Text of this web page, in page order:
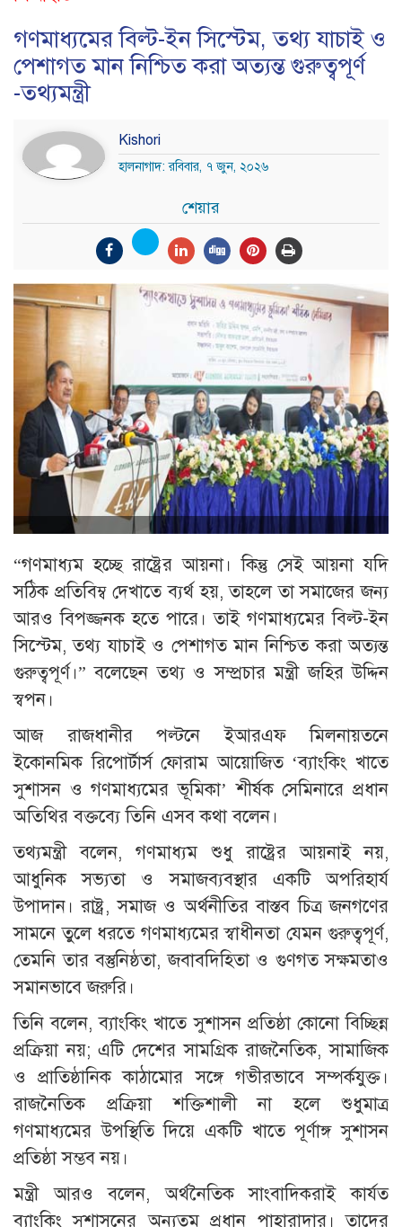
গণমাধ্যমের বিল্ট-ইন সিস্টেম, তথ্য যাচাই ও
পেশাগত মান নিশ্চিত করা অত্যন্ত গুরুত্বপূর্ণ
-তথ্যমন্ত্রী
Kishori
হালনাগাদ: রবিবার, ৭ জুন, ২০২৬
শেয়ার
“গণমাধ্যম হচ্ছে রাষ্ট্রের আয়না। কিন্তু সেই আয়না যদি
সঠিক প্রতিবিম্ব দেখাতে ব্যর্থ হয়, তাহলে তা সমাজের জন্য
আরও বিপজ্জনক হতে পারে। তাই গণমাধ্যমের বিল্ট-ইন
সিস্টেম, তথ্য যাচাই ও পেশাগত মান নিশ্চিত করা অত্যন্ত
গুরুত্বপূর্ণ।” বলেছেন তথ্য ও সম্প্রচার মন্ত্রী জহির উদ্দিন
স্বপন।
আজ রাজধানীর পল্টনে ইআরএফ মিলনায়তনে
ইকোনমিক রিপোর্টার্স ফোরাম আয়োজিত ‘ব্যাংকিং খাতে
সুশাসন ও গণমাধ্যমের ভূমিকা’ শীর্ষক সেমিনারে প্রধান
অতিথির বক্তব্যে তিনি এসব কথা বলেন।
তথ্যমন্ত্রী বলেন, গণমাধ্যম শুধু রাষ্ট্রের আয়নাই নয়,
আধুনিক সভ্যতা ও সমাজব্যবস্থার একটি অপরিহার্য
উপাদান। রাষ্ট্র, সমাজ ও অর্থনীতির বাস্তব চিত্র জনগণের
সামনে তুলে ধরতে গণমাধ্যমের স্বাধীনতা যেমন গুরুত্বপূর্ণ,
তেমনি তার বস্তুনিষ্ঠতা, জবাবদিহিতা ও গুণগত সক্ষমতাও
সমানভাবে জরুরি।
তিনি বলেন, ব্যাংকিং খাতে সুশাসন প্রতিষ্ঠা কোনো বিচ্ছিন্ন
প্রক্রিয়া নয়; এটি দেশের সামগ্রিক রাজনৈতিক, সামাজিক
ও প্রাতিষ্ঠানিক কাঠামোর সঙ্গে গভীরভাবে সম্পর্কযুক্ত।
রাজনৈতিক প্রক্রিয়া শক্তিশালী না হলে শুধুমাত্র
গণমাধ্যমের উপস্থিতি দিয়ে একটি খাতে পূর্ণাঙ্গ সুশাসন
প্রতিষ্ঠা সম্ভব নয়।
মন্ত্রী আরও বলেন, অর্থনৈতিক সাংবাদিকরাই কার্যত
ব্যাংকিং সুশাসনের অন্যতম প্রধান পাহারাদার। তাদের